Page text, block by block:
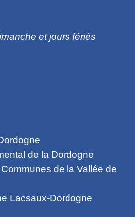
et jours fériés
de la Dordogne
de la Vallée de
Lacsaux-Dordogne